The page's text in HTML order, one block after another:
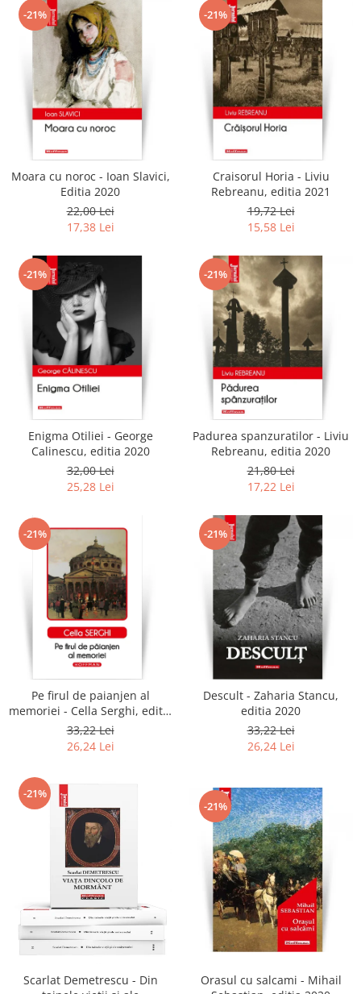
-21%
Moara cu noroc - Ioan Slavici,
Editia 2020
22,00 Lei
17,38 Lei
-21%
Craisorul Horia - Liviu
Rebreanu, editia 2021
19,72 Lei
15,58 Lei
-21%
Enigma Otiliei - George
Calinescu, editia 2020
32,00 Lei
25,28 Lei
-21%
Padurea spanzuratilor - Liviu
Rebreanu, editia 2020
21,80 Lei
17,22 Lei
-21%
Pe firul de paianjen al
memoriei - Cella Serghi, editia
2020
33,22 Lei
26,24 Lei
-21%
Descult - Zaharia Stancu,
editia 2020
33,22 Lei
26,24 Lei
-21%
Scarlat Demetrescu - Din
-21%
Orasul cu salcami - Mihail